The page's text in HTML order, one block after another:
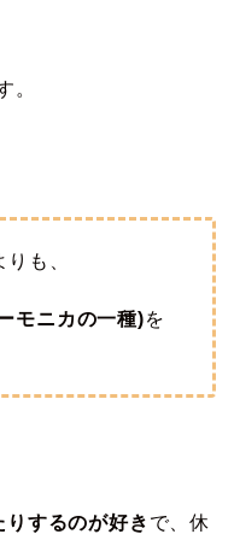
。
も、
モニカの一種)を
するのが好き で、休